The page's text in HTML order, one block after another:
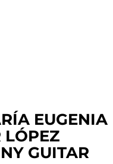
EUGENIA
LÓPEZ
GUITAR